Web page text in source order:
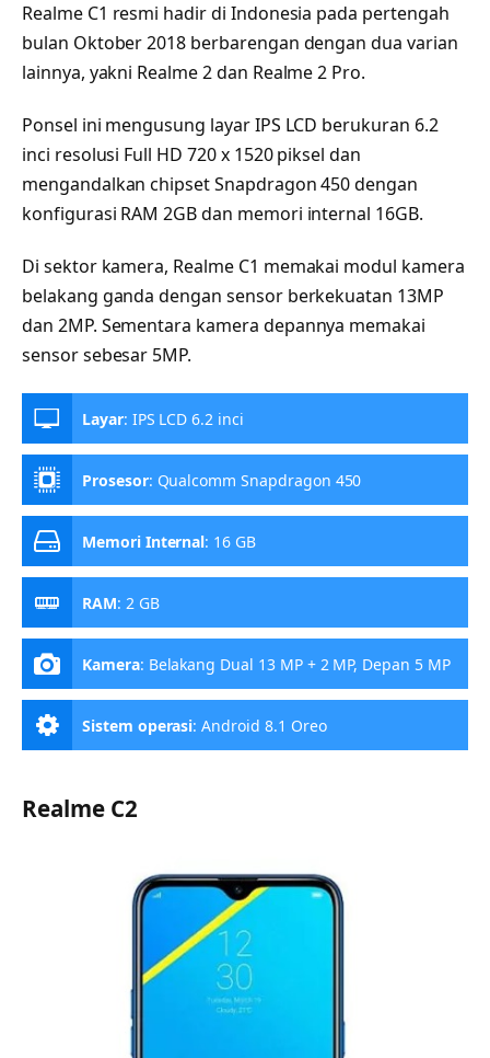
Realme C1 resmi hadir di Indonesia pada pertengah
bulan Oktober 2018 berbarengan dengan dua varian
lainnya, yakni Realme 2 dan Realme 2 Pro.
Ponsel ini mengusung layar IPS LCD berukuran 6.2
inci resolusi Full HD 720 x 1520 piksel dan
mengandalkan chipset Snapdragon 450 dengan
konfigurasi RAM 2GB dan memori internal 16GB.
Di sektor kamera, Realme C1 memakai modul kamera
belakang ganda dengan sensor berkekuatan 13MP
dan 2MP. Sementara kamera depannya memakai
sensor sebesar 5MP.
Layar: IPS LCD 6.2 inci
Prosesor: Qualcomm Snapdragon 450
Memori Internal: 16 GB
RAM: 2 GB
Kamera: Belakang Dual 13 MP + 2 MP, Depan 5 MP
Sistem operasi:Android 8.1 Oreo
Realme C2